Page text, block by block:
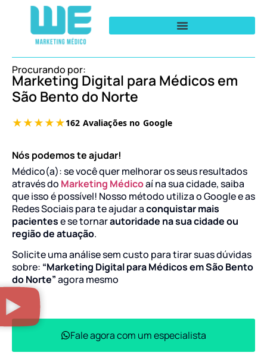
Procurando por:
Marketing Digital para Médicos em
São Bento do Norte
Nós podemos te ajudar!
Médico(a): se você quer melhorar os seus resultados
através do Marketing Médicoaí na sua cidade, saiba
que isso é possível! Nosso método utiliza o Google e as
Redes Sociais para te ajudar aconquistar mais
pacientese se tornarautoridade na sua cidade ou
região de atuação.
Solicite uma análise sem custo para tirar suas dúvidas
sobre: “Marketing Digital para Médicos em São Bento
do Norte”agora mesmo
Fale agora com um especialista